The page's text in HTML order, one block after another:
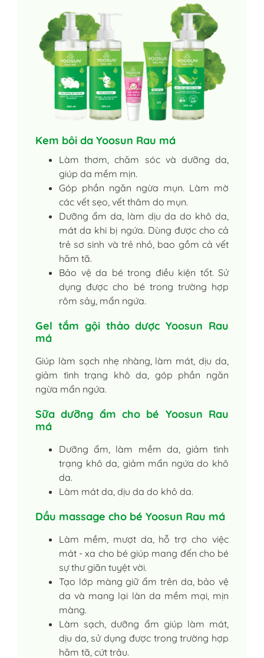
Kem bôi da Yoosun Rau má
Làm thơm, chăm sóc và dưỡng da,
giúp da mềm mịn.
Góp phần ngăn ngừa mụn. Làm mờ
các vết sẹo, vết thâm do mụn.
Dưỡng ẩm da, làm dịu da do khô da,
mát da khi bị ngứa. Dùng được cho cả
trẻ sơ sinh và trẻ nhỏ, bao gồm cả vết
hăm tã.
Bảo vệ da bé trong điều kiện tốt. Sử
dụng được cho bé trong trường hợp
rôm sảy, mẩn ngứa.
Gel tắm gội thảo dược Yoosun Rau
má
Giúp làm sạch nhẹ nhàng, làm mát, dịu da,
giảm tình trạng khô da, góp phần ngăn
ngừa mẩn ngứa.
Sữa dưỡng ẩm cho bé Yoosun Rau
má
Dưỡng ẩm, làm mềm da, giảm tình
trạng khô da, giảm mẩn ngứa do khô
da.
Làm mát da, dịu da do khô da.
Dầu massage cho bé Yoosun Rau má
Làm mềm, mượt da, hỗ trợ cho việc
mát - xa cho bé giúp mang đến cho bé
sự thư giãn tuyệt vời.
Tạo lớp màng giữ ẩm trên da, bảo vệ
da và mang lại làn da mềm mại, mịn
màng.
Làm sạch, dưỡng ẩm giúp làm mát,
dịu da, sử dụng được trong trường hợp
hăm tã, cứt trâu.